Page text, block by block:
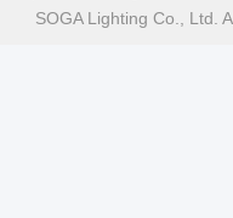
SOGA Lighting Co., Ltd.